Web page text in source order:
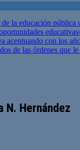
la educación pública
acentuando con los
de las órdenes que
N. Hernández